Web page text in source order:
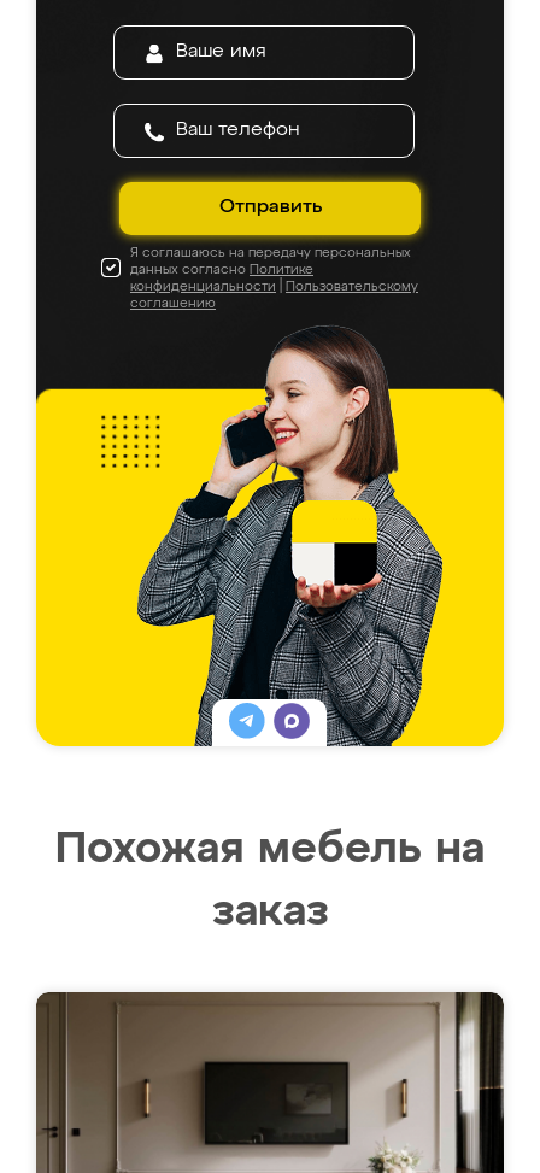
Отправить
Я соглашаюсь на передачу персональных
данных согласно Политике
конфиденциальности
Пользовательскому
соглашению
Похожая мебель на
заказ